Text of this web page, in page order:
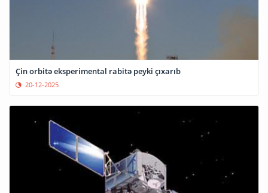
Çin orbitə eksperimental rabitə peyki çıxarıb
20-12-2025